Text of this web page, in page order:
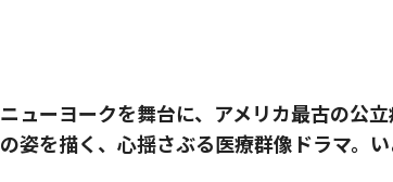
ニューヨークを舞台に、アメリカ最古の公
の姿を描く、心揺さぶる医療群像ドラマ。